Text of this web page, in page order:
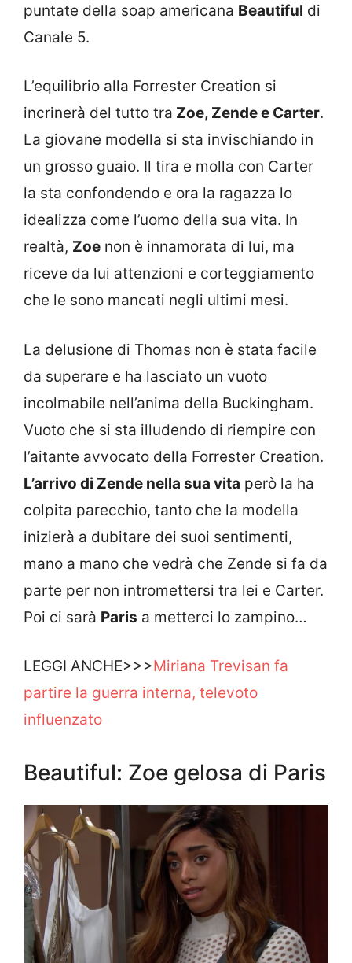
puntate della soap americana Beautiful di
Canale 5.
L’equilibrio alla Forrester Creation si
incrinerà del tutto tra Zoe, Zende e Carter.
La giovane modella si sta invischiando in
un grosso guaio. Il tira e molla con Carter
la sta confondendo e ora la ragazza lo
idealizza come l’uomo della sua vita. In
realtà, Zoe non è innamorata di lui, ma
riceve da lui attenzioni e corteggiamento
che le sono mancati negli ultimi mesi.
La delusione di Thomas non è stata facile
da superare e ha lasciato un vuoto
incolmabile nell’anima della Buckingham.
Vuoto che si sta illudendo di riempire con
l’aitante avvocato della Forrester Creation.
L’arrivo di Zende nella sua vita però la ha
colpita parecchio, tanto che la modella
inizierà a dubitare dei suoi sentimenti,
mano a mano che vedrà che Zende si fa da
parte per non intromettersi tra lei e Carter.
Poi ci sarà Paris a metterci lo zampino…
LEGGI ANCHE>>>Miriana Trevisan fa
partire la guerra interna, televoto
influenzato
Beautiful: Zoe gelosa di Paris